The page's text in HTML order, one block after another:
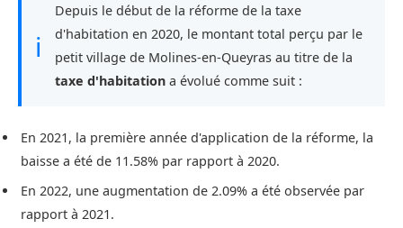
ℹ
Depuis le début de la réforme de la taxe
d'habitation en 2020, le montant total perçu par le
petit village de Molines-en-Queyras au titre de la
taxe d'habitation a évolué comme suit :
En 2021, la première année d'application de la réforme, la
baisse a été de 11.58% par rapport à 2020.
En 2022, une augmentation de 2.09% a été observée par
rapport à 2021.